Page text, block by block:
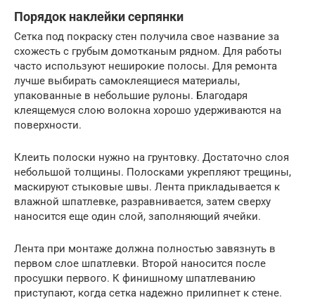
Порядок наклейки серпянки
Сетка под покраску стен получила свое название за
схожесть с грубым домотканым рядном. Для работы
часто используют неширокие полосы. Для ремонта
лучше выбирать самоклеящиеся материалы,
упакованные в небольшие рулоны. Благодаря
клеящемуся слою волокна хорошо удерживаются на
поверхности.
Клеить полоски нужно на грунтовку. Достаточно слоя
небольшой толщины. Полосками укрепляют трещины,
маскируют стыковые швы. Лента прикладывается к
влажной шпатлевке, разравнивается, затем сверху
наносится еще один слой, заполняющий ячейки.
Лента при монтаже должна полностью завязнуть в
первом слое шпатлевки. Второй наносится после
просушки первого. К финишному шпатлеванию
приступают, когда сетка надежно прилипнет к стене.